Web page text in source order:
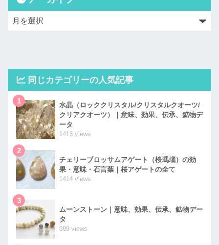
同じカテゴリーの人気記事
1
水晶（ロッククリスタル/クリスタルクオーツ/
クリアクオーツ）｜意味、効果、伝承、鉱物デ
ータ
1416 views
2
チェリーブロッサムアゲート（桜瑪瑙）の効
果・意味・石言葉｜桜アゲートの全て
1414 views
3
ムーンストーン｜意味、効果、伝承、鉱物デー
タ
889 views